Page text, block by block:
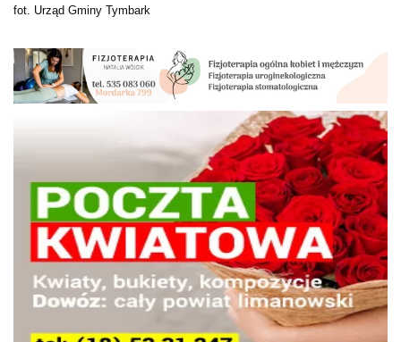
fot. Urząd Gminy Tymbark